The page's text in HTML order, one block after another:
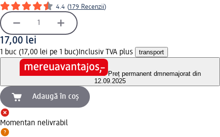
4.4 (179 Recenzii)
17,00 lei
1 buc (17,00 lei pe 1 buc) Inclusiv TVA plus transport
Preț permanent dmnemajorat din
12.09.2025
Adaugă în coș
Momentan nelivrabil